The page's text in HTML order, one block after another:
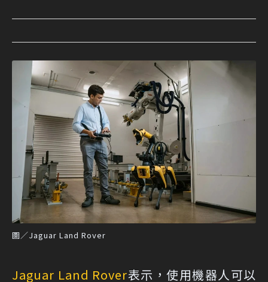
圖／Jaguar Land Rover
Jaguar Land Rover表示，使用機器人可以